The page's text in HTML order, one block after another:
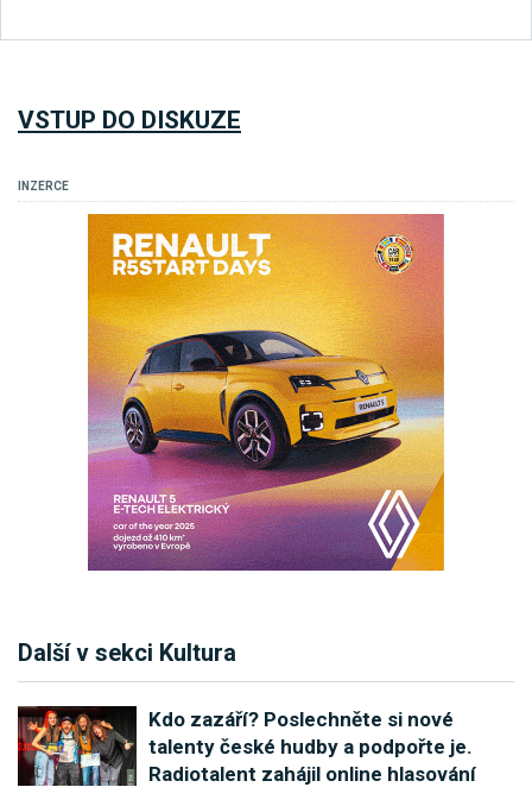
VSTUP DO DISKUZE
INZERCE
Další v sekci Kultura
Kdo zazáří? Poslechněte si nové
talenty české hudby a podpořte je.
Radiotalent zahájil online hlasování